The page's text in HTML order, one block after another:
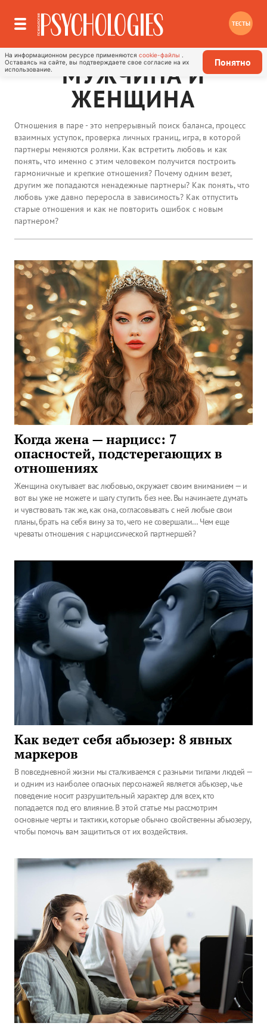
ТЕСТЫ
На информационном ресурсе применяются cookie-файлы
Оставаясь на сайте, вы подтверждаете свое согласие на их
использование.
Понятно
МУЖЧИНА И
ЖЕНЩИНА
Отношения в паре - это непрерывный поиск баланса, процесс
взаимных уступок, проверка личных границ, игра, в которой
партнеры меняются ролями. Как встретить любовь и как
понять, что именно с этим человеком получится построить
гармоничные и крепкие отношения? Почему одним везет,
другим же попадаются ненадежные партнеры? Как понять, что
любовь уже давно переросла в зависимость? Как отпустить
старые отношения и как не повторить ошибок с новым
партнером?
Когда жена — нарцисс: 7
опасностей, подстерегающих в
отношениях
Женщина окутывает вас любовью, окружает своим вниманием — и
вот вы уже не можете и шагу ступить без нее. Вы начинаете думать
и чувствовать так же, как она, согласовывать с ней любые свои
планы, брать на себя вину за то, чего не совершали… Чем еще
чреваты отношения с нарциссической партнершей?
Как ведет себя абьюзер: 8 явных
маркеров
В повседневной жизни мы сталкиваемся с разными типами людей —
и одним из наиболее опасных персонажей является абьюзер, чье
поведение носит разрушительный характер для всех, кто
попадается под его влияние. В этой статье мы рассмотрим
основные черты и тактики, которые обычно свойственны абьюзеру,
чтобы помочь вам защититься от их воздействия.